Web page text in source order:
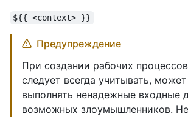
${{ <context> }}
Предупреждение
При создании рабочих
следует всегда учитывать,
выполнять ненадежные входные
возможных злоумышленников.